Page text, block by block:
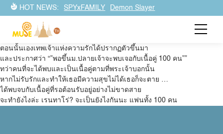
HOT NEWS: SPYxFAMILY Demon Slayer
รักรักรักรักรักเธอหมดหัวใจจากแฟนสาว 100 คน
ไอโจ เรนทาโร่ที่ได้อกหักครบ 100 ครั้งในช่วงม.ต้น
เขาได้มาอธิษฐานที่ศาลเจ้า
ม.ปลายนี่แหละจะต้องมีแฟนให้ได้
ตอนนั้นเองเทพเจ้าแห่งความรักได้ปรากฏตัวขึ้นมา
และประกาศว่า “”พอขึ้นม.ปลายเจ้าจะพบเจอกับเนื้อคู่ 100 คน””
ทว่าคนที่จะได้พบและเป็นเนื้อคู่ตามที่พระเจ้าบอกนั้น
หากไม่รับรักและทำให้เธอมีความสุขไม่ได้เธอก็จะตาย …
ได้พบจบกับเนื้อคู่ที่รอต้อนรับอยู่อย่างไม่ขาดสาย
จะทำยังไงล่ะ เรนทาโร่? จะเป็นยังไงกันนะ แฟนทั้ง 100 คน